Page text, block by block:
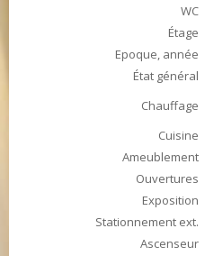
WC
Étage
Epoque, année
État général
Chauffage
Cuisine
Ameublement
Ouvertures
Exposition
Stationnement ext.
Ascenseur